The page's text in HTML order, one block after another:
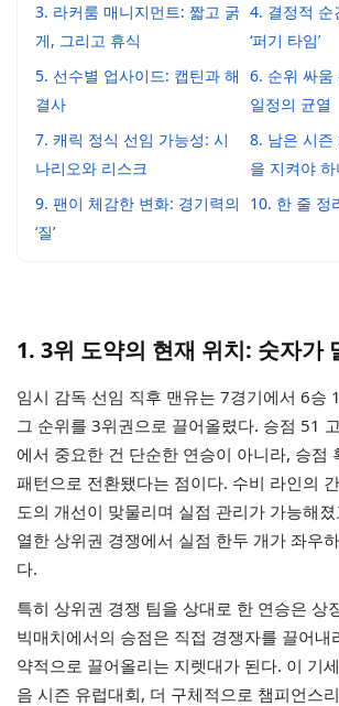
3. 라커룸 매니지먼트: 짧고 굵
게, 그리고 휴식
4. 결정적 순
‘퍼기 타임’
5. 선수별 업사이드: 캡틴과 해
결사
6. 순위 싸움
일정의 균열
7. 캐릭 정식 선임 가능성: 시
나리오와 리스크
8. 남은 시즌
을 지켜야
9. 팬이 체감한 변화: 경기력의
‘질’
10. 한 줄 정
1. 3위 도약의 현재 위치: 숫자가
임시 감독 선임 직후 맨유는 7경기에서 6승
그 순위를 3위권으로 끌어올렸다. 승점 51
에서 중요한 건 단순한 연승이 아니라, 승점
패턴으로 전환됐다는 점이다. 수비 라인의
도의 개선이 맞물리며 실점 관리가 가능해
열한 상위권 경쟁에서 실점 한두 개가 좌우
다.
특히 상위권 경쟁 팀을 상대로 한 연승은 상
빅매치에서의 승점은 직접 경쟁자를 끌어내
약적으로 끌어올리는 지렛대가 된다. 이 기
음 시즌 유럽대회, 더 구체적으로 챔피언스